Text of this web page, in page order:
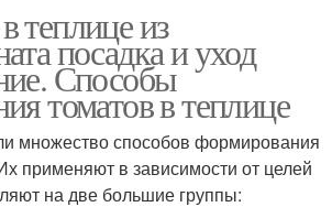
теплице из
посадка и уход
Способы
томатов в теплице
множество способов формирования
применяют в зависимости от целей
на две большие группы: